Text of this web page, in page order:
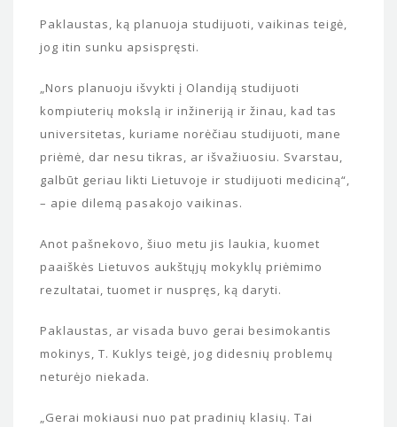
Paklaustas, ką planuoja studijuoti, vaikinas teigė,
jog itin sunku apsispręsti.
„Nors planuoju išvykti į Olandiją studijuoti
kompiuterių mokslą ir inžineriją ir žinau, kad tas
universitetas, kuriame norėčiau studijuoti, mane
priėmė, dar nesu tikras, ar išvažiuosiu. Svarstau,
galbūt geriau likti Lietuvoje ir studijuoti mediciną“,
– apie dilemą pasakojo vaikinas.
Anot pašnekovo, šiuo metu jis laukia, kuomet
paaiškės Lietuvos aukštųjų mokyklų priėmimo
rezultatai, tuomet ir nuspręs, ką daryti.
Paklaustas, ar visada buvo gerai besimokantis
mokinys, T. Kuklys teigė, jog didesnių problemų
neturėjo niekada.
„Gerai mokiausi nuo pat pradinių klasių. Tai